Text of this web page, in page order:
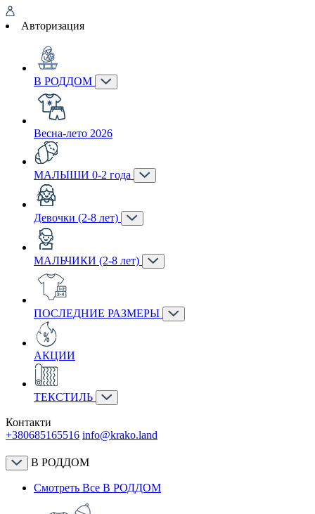
Авторизация
В РОДДОМ
Весна-лето 2026
МАЛЫШИ 0-2 года
Девочки (2-8 лет)
МАЛЬЧИКИ (2-8 лет)
ПОСЛЕДНИЕ РАЗМЕРЫ
АКЦИИ
ТЕКСТИЛЬ
Контакти
+380685165516 info@krako.land
В РОДДОМ
Смотреть Все В РОДДОМ